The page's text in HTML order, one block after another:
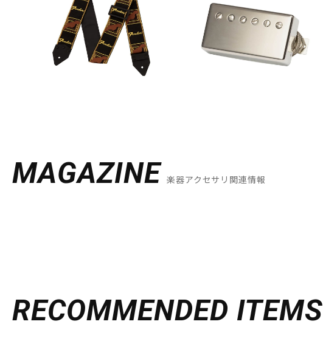
MAGAZINE 楽器アクセサリ関連情報
RECOMMENDED ITEMS